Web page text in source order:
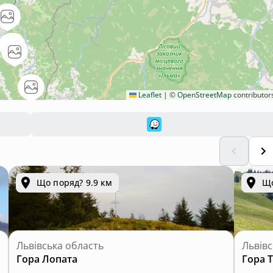
Leaflet | ©OpenStreetMap
Що поряд? 9.9 км
Львівська область
Гора Лопата
Гора